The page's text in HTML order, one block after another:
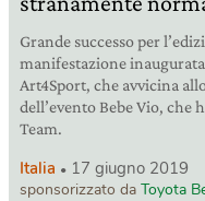
Grande successo per
manifestazione
Art4Sport, che avvicina
dell’evento Bebe Vio, che
Team.
Italia 17 giugno 2019
sponsorizzato da Toyota